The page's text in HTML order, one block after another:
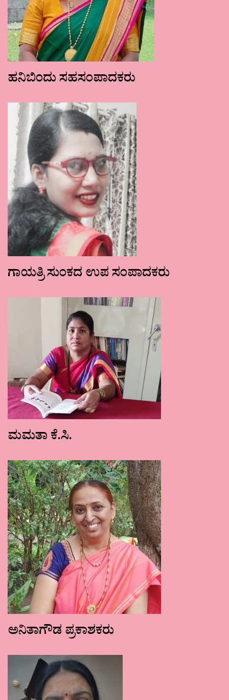
ಹನಿಬಿಂದು ಸಹಸಂಪಾದಕರು
ಗಾಯತ್ರಿ ಸುಂಕದ ಉಪ ಸಂಪಾದಕರು
ಮಮತಾ ಕೆ.ಸಿ.
ಅನಿತಾಗೌಡ ಪ್ರಕಾಶಕರು